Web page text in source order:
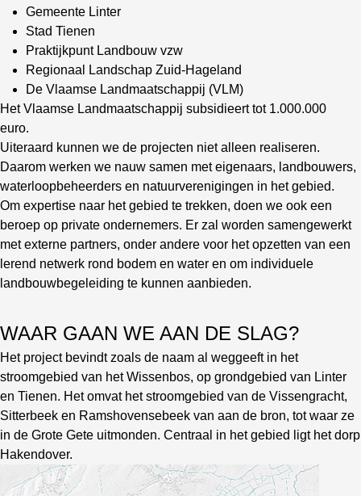
Gemeente Linter
Stad Tienen
Praktijkpunt Landbouw vzw
Regionaal Landschap Zuid-Hageland
De Vlaamse Landmaatschappij (VLM)
Het Vlaamse Landmaatschappij subsidieert tot 1.000.000
euro.
Uiteraard kunnen we de projecten niet alleen realiseren.
Daarom werken we nauw samen met eigenaars, landbouwers,
waterloopbeheerders en natuurverenigingen in het gebied.
Om expertise naar het gebied te trekken, doen we ook een
beroep op private ondernemers. Er zal worden samengewerkt
met externe partners, onder andere voor het opzetten van een
lerend netwerk rond bodem en water en om individuele
landbouwbegeleiding te kunnen aanbieden.
WAAR GAAN WE AAN DE SLAG?
Het project bevindt zoals de naam al weggeeft in het
stroomgebied van het Wissenbos, op grondgebied van Linter
en Tienen. Het omvat het stroomgebied van de Vissengracht,
Sitterbeek en Ramshovensebeek van aan de bron, tot waar ze
in de Grote Gete uitmonden. Centraal in het gebied ligt het dorp
Hakendover.